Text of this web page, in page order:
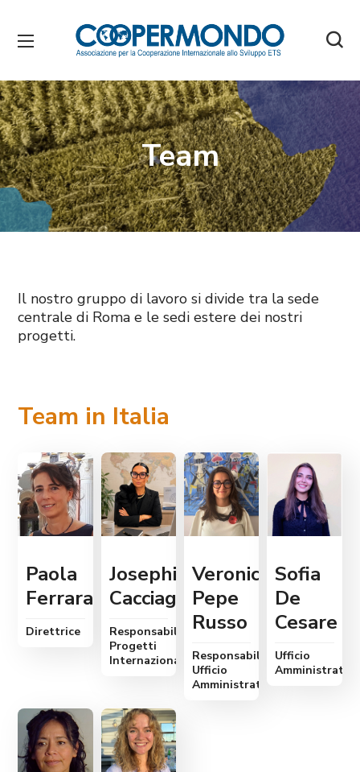
Team
Il nostro gruppo di lavoro si divide tra la sede
centrale di Roma e le sedi estere dei nostri
progetti.
Team in Italia
Paola
Ferrara
Direttrice
Josephine
Cacciaguerra
Responsabile
Progetti
Internazionali
Veronica
Pepe
Russo
Responsabile
Ufficio
Amministrativo
Sofia
De
Cesare
Ufficio
Amministrativo